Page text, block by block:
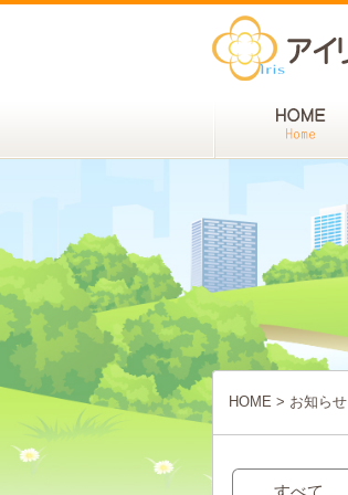
HOME > お知らせ
すべて